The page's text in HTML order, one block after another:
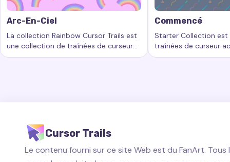
Arc-En-Ciel
La collection Rainbow Cursor Trails est
une collection de traînées de curseur
passionnantes qui ajoutent un nouveau
Mots-clés :Arc-en-ciel, traînées de curseur
Commencé
Starter Collection
traînées de curseur
ajoutent un nouveau
Mots-clés :
Cursor Trails
Le contenu fourni sur ce site Web est du FanArt. Tous